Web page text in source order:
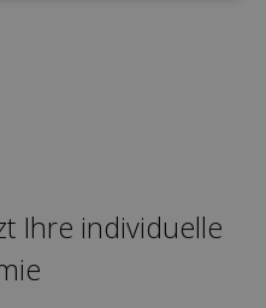
Ihre individuelle